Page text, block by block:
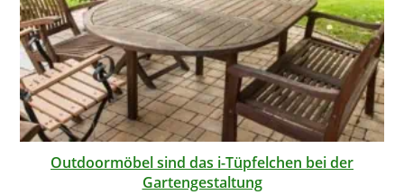
Outdoormöbel sind das i-Tüpfelchen bei der
Gartengestaltung